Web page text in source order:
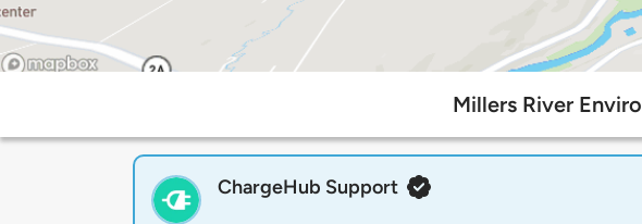
Millers River
ChargeHub Support